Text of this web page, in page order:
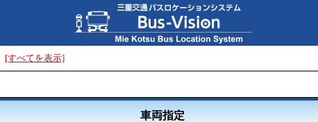
[すべてを表示]
車両指定